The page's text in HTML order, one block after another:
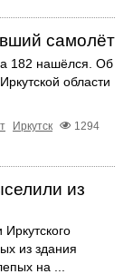
самолёт
182 нашёлся. Об
области
Иркутск
1294
из
из здания
на ...